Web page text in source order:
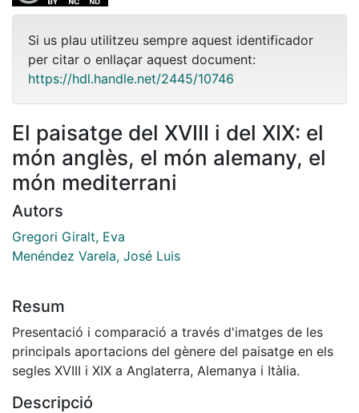
Si us plau utilitzeu sempre aquest identificador
per citar o enllaçar aquest document:
https://hdl.handle.net/2445/10746
El paisatge del XVIII i del XIX: el
món anglès, el món alemany, el
món mediterrani
Autors
Gregori Giralt, Eva
Menéndez Varela, José Luis
Resum
Presentació i comparació a través d'imatges de les
principals aportacions del gènere del paisatge en els
segles XVIII i XIX a Anglaterra, Alemanya i Itàlia.
Descripció